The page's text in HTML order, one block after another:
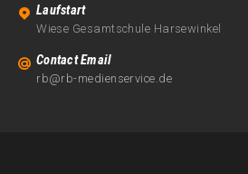
Laufstart
Wiese Gesamtschule Harsewinkel
Contact Email
rb@rb-medienservice.de